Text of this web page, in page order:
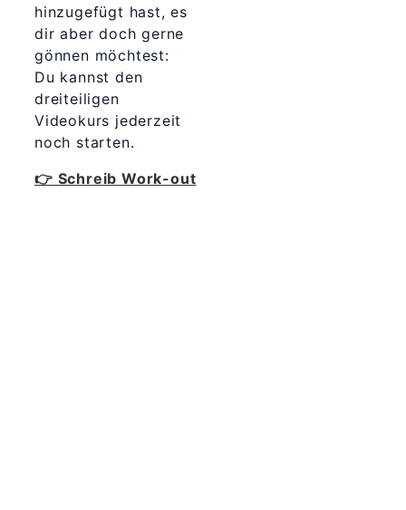
hinzugefügt hast, es
dir aber doch gerne
gönnen möchtest:
Du kannst den
dreiteiligen
Videokurs jederzeit
noch starten.
👉 Schreib Work-out